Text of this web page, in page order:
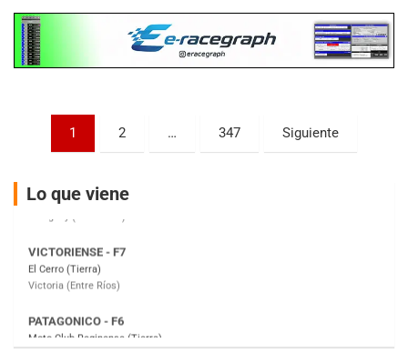
Paginación
entradas
1 2 … 347 Siguiente
Lo que viene
KDO - F6
Ciudad de Trenque Lauquen (Asfalto)
Trenque Lauquen (Buenos Aires)
Parque de la Velocidad (Asfalto)
Villaguay (Entre Ríos)
El Cerro (Tierra)
Victoria (Entre Ríos)
Moto Club Reginense (Tierra)
Gral. E. Godoy (Río Negro)
Juventud Unida (Tierra)
Humboldt (Santa Fe)